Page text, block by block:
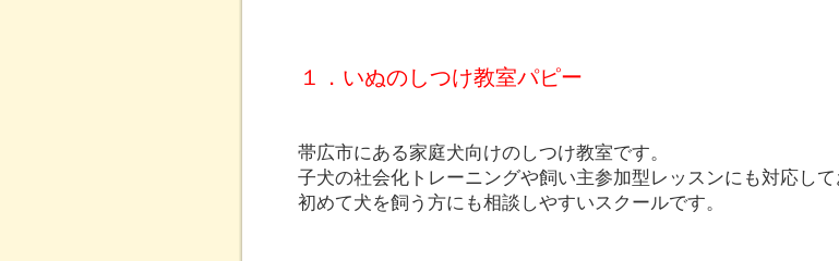
１．いぬのしつけ教室パピー
帯広市にある家庭犬向けのしつけ教室です。
子犬の社会化トレーニングや飼い主参加型レッスンにも対応して
初めて犬を飼う方にも相談しやすいスクールです。